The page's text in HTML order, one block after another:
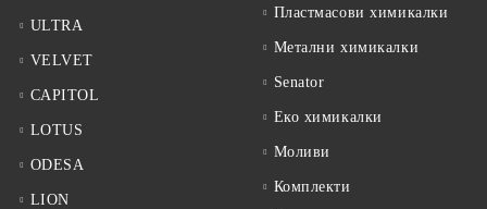
ULTRA
VELVET
CAPITOL
LOTUS
ODESA
LION
Пластмасови химикалки
Метални химикалки
Senator
Еко химикалки
Моливи
Комплекти